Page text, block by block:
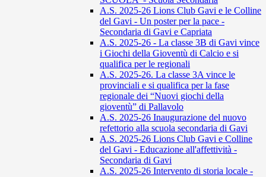
A.S. 2025-26 Lions Club Gavi e le Colline
del Gavi - Un poster per la pace -
Secondaria di Gavi e Capriata
A.S. 2025-26 - La classe 3B di Gavi vince
i Giochi della Gioventù di Calcio e si
qualifica per le regionali
A.S. 2025-26. La classe 3A vince le
provinciali e si qualifica per la fase
regionale dei “Nuovi giochi della
gioventù” di Pallavolo
A.S. 2025-26 Inaugurazione del nuovo
refettorio alla scuola secondaria di Gavi
A.S. 2025-26 Lions Club Gavi e Colline
del Gavi - Educazione all'affettività -
Secondaria di Gavi
A.S. 2025-26 Intervento di storia locale -